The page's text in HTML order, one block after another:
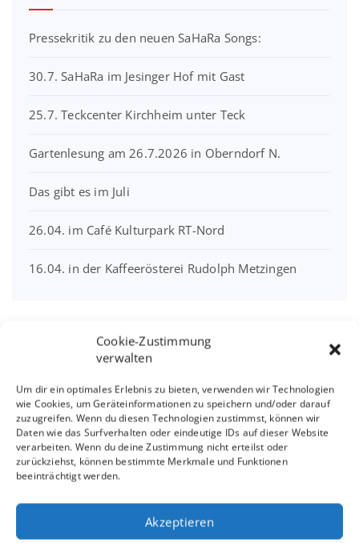
Cookie-Zustimmung
verwalten
Um dir ein optimales Erlebnis zu bieten, verwenden wir Technologien
wie Cookies, um Geräteinformationen zu speichern und/oder darauf
zuzugreifen. Wenn du diesen Technologien zustimmst, können wir
Daten wie das Surfverhalten oder eindeutige IDs auf dieser Website
verarbeiten. Wenn du deine Zustimmung nicht erteilst oder
zurückziehst, können bestimmte Merkmale und Funktionen
beeinträchtigt werden.
Akzeptieren
Pressekritik zu den neuen SaHaRa Songs:
30.7. SaHaRa im Jesinger Hof mit Gast
25.7. Teckcenter Kirchheim unter Teck
Gartenlesung am 26.7.2026 in Oberndorf N.
Das gibt es im Juli
26.04. im Café Kulturpark RT-Nord
16.04. in der Kaffeerösterei Rudolph Metzingen
Interview mit Sandra
Klicke hier, um Marketing-Cookies zu
aktivieren